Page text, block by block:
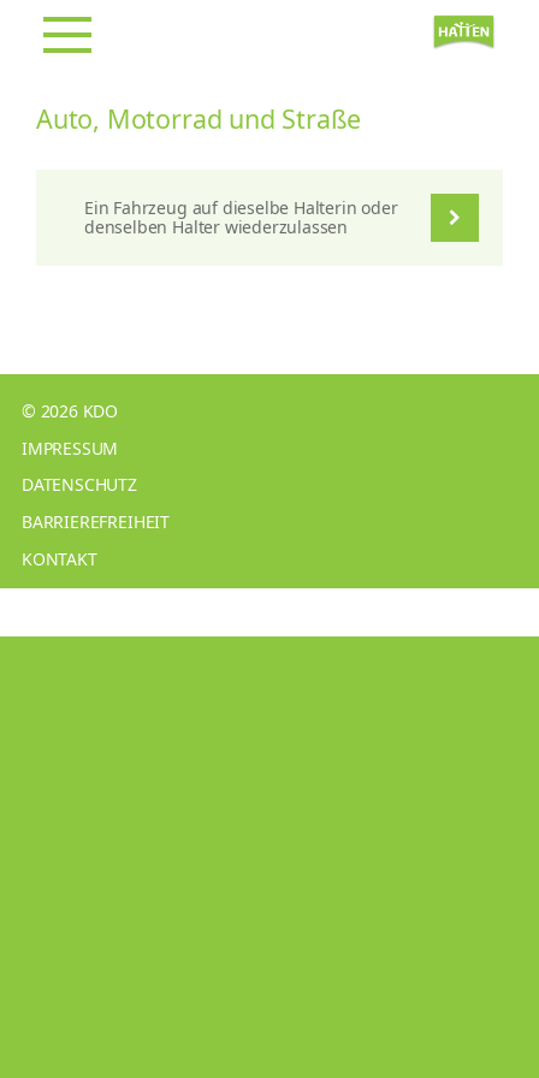
Auto, Motorrad und Straße
Ein Fahrzeug auf dieselbe Halterin oder
denselben Halter wiederzulassen
© 2026 KDO
IMPRESSUM
DATENSCHUTZ
BARRIEREFREIHEIT
KONTAKT